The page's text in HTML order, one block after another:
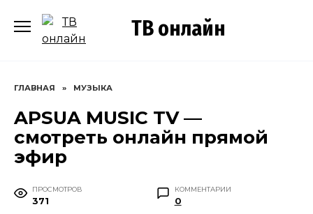
содержанию
ТВ онлайн
ГЛАВНАЯ » МУЗЫКА
APSUA MUSIC TV —
смотреть онлайн прямой
эфир
ПРОСМОТРОВ
371
КОММЕНТАРИИ
0